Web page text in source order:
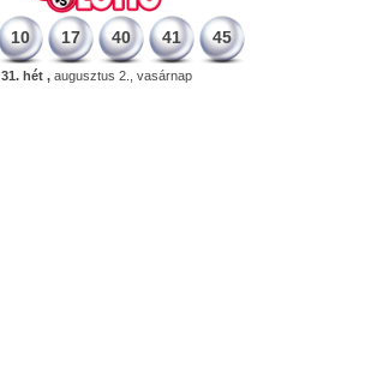
10 17 40 41 45
31. hét ,augusztus 2., vasárnap